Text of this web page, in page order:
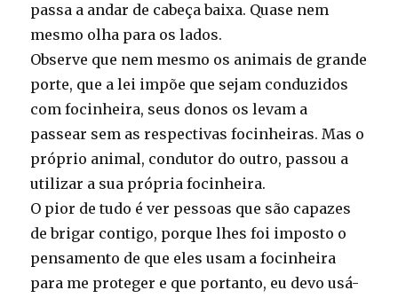
passa a andar de cabeça baixa. Quase nem
mesmo olha para os lados.
Observe que nem mesmo os animais de grande
porte, que a lei impõe que sejam conduzidos
com focinheira, seus donos os levam a
passear sem as respectivas focinheiras. Mas o
próprio animal, condutor do outro, passou a
utilizar a sua própria focinheira.
O pior de tudo é ver pessoas que são capazes
de brigar contigo, porque lhes foi imposto o
pensamento de que eles usam a focinheira
para me proteger e que portanto, eu devo usá-